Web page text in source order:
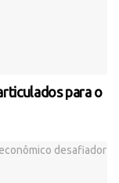
para o